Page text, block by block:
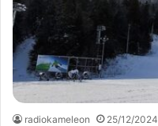
radiokameleon 25/12/2024